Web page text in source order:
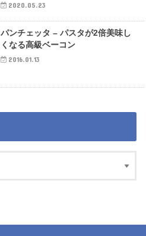
2020.05.23
パンチェッタ – パスタが2倍美味し
くなる高級ベーコン
2016.01.13